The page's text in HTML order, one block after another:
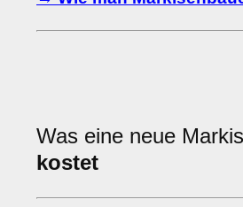
Was eine neue
kostet